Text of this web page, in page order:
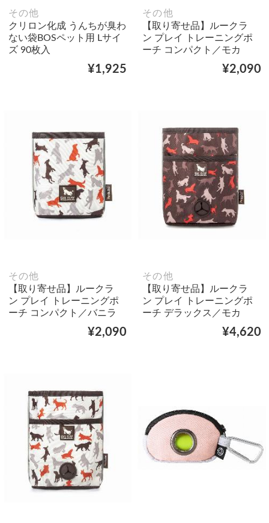
その他
クリロン化成 うんちが臭わ
ない袋BOSペット用 Lサイ
ズ 90枚入
¥1,925
その他
【取り寄せ品】ルークラ
ン プレイ トレーニングポ
ーチ コンパクト／モカ
¥2,090
その他
【取り寄せ品】ルークラ
ン プレイ トレーニングポ
ーチ コンパクト／バニラ
¥2,090
その他
【取り寄せ品】ルークラ
ン プレイ トレーニングポ
ーチ デラックス／モカ
¥4,620